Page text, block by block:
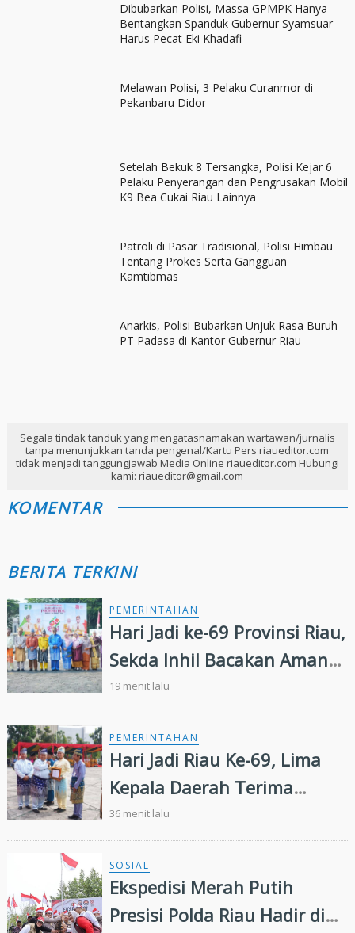
Dibubarkan Polisi, Massa GPMPK Hanya
Bentangkan Spanduk Gubernur Syamsuar
Harus Pecat Eki Khadafi
Melawan Polisi, 3 Pelaku Curanmor di
Pekanbaru Didor
Setelah Bekuk 8 Tersangka, Polisi Kejar 6
Pelaku Penyerangan dan Pengrusakan Mobil
K9 Bea Cukai Riau Lainnya
Patroli di Pasar Tradisional, Polisi Himbau
Tentang Prokes Serta Gangguan
Kamtibmas
Anarkis, Polisi Bubarkan Unjuk Rasa Buruh
PT Padasa di Kantor Gubernur Riau
Segala tindak tanduk yang mengatasnamakan wartawan/jurnalis
tanpa menunjukkan tanda pengenal/Kartu Pers riaueditor.com
tidak menjadi tanggungjawab Media Online riaueditor.com Hubungi
kami: riaueditor@gmail.com
KOMENTAR
BERITA TERKINI
PEMERINTAHAN
Hari Jadi ke-69 Provinsi Riau,
Sekda Inhil Bacakan Amanat
Gubernur, Satukan Langkah
Majukan Riau
19 menit lalu
PEMERINTAHAN
Hari Jadi Riau Ke-69, Lima
Kepala Daerah Terima
Penghargaan
36 menit lalu
SOSIAL
Ekspedisi Merah Putih
Presisi Polda Riau Hadir di